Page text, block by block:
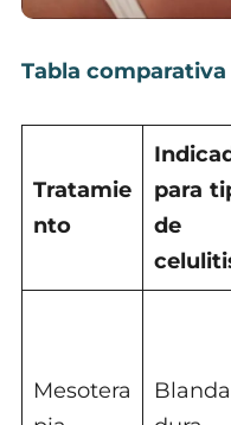
Tabla
Tratamie
nto
para
de
Mesotera